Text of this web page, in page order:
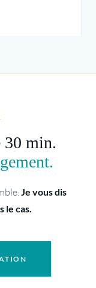
30 min.
Je vous dis
le cas.